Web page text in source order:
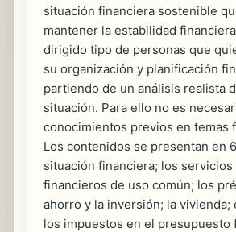
situación financiera sostenible
mantener la estabilidad
dirigido tipo de personas que
su organización y planificación
partiendo de un análisis realista
situación. Para ello no es
conocimientos previos en temas
Los contenidos se presentan en
situación financiera; los
financieros de uso común; los
ahorro y la inversión; la vivienda;
los impuestos en el presupuesto